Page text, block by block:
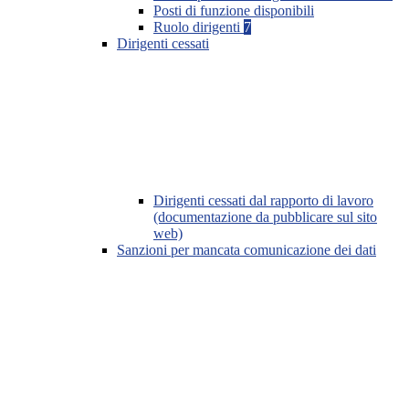
Posti di funzione disponibili
Ruolo dirigenti 7
Dirigenti cessati
Dirigenti cessati dal rapporto di lavoro
(documentazione da pubblicare sul sito
web)
Sanzioni per mancata comunicazione dei dati